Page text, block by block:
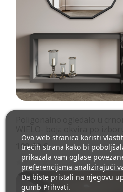
100,00 €
Ova web stranica koristi
trećih strana kako bi
prikazala vam oglase
preferencijama analizirajući
Da biste pristali na njegovu
gumb Prihvati.